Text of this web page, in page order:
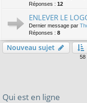
Réponses : 12
ENLEVER LE
Dernier message par
Réponses : 8
Nouveau sujet
58
Qui est en ligne